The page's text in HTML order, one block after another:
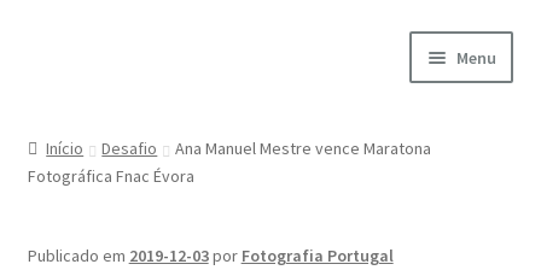
Menu
A minha conta
Início Desafio
Ana Manuel Mestre vence Maratona
Fotográfica Fnac Évora
Publicado em 2019-12-03por Fotografia Portugal